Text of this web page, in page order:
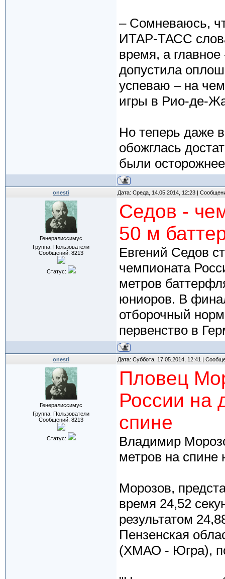
– Сомневаюсь,
ИТАР-ТАСС
время, а
допустила
успеваю – на
игры в Рио-де-
Но теперь даже
обожглась
были
onesti Дата: Среда, 14.05.2014, 12:23 |
Генералиссимус
Группа: Пользователи
Сообщений: 8213
Статус:
Седов -
50 м
Евгений Седов
чемпионата
метров
юниоров. В
отборочный
первенство в
onesti Дата: Суббота, 17.05.2014, 12:41 |
Генералиссимус
Группа: Пользователи
Сообщений: 8213
Статус:
Пловец
России на
спине
Владимир
метров на спине
Морозов,
время 24,52
результатом
Пензенская
(ХМАО - Югра),